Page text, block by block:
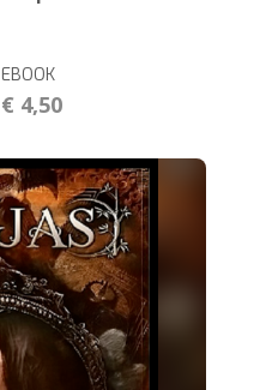
EBOOK
€ 4,50